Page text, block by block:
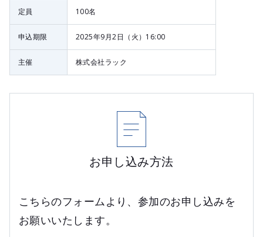
定員 100名
申込期限 2025年9月2日（火）16:00
主催 株式会社ラック
お申し込み方法
こちらのフォームより、参加のお申し込みを
お願いいたします。